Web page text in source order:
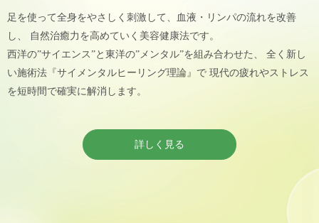
足を使って全身をやさしく刺激して、血液・リンパの流れを改善
し、
自然治癒力を高めていく美容健康法です。
西洋の”サイエンス”と東洋の”メンタル”を組み合わせた、 全く新し
い施術法『サイメンタルヒーリング理論』で 現代の疲れやストレス
を短時間で確実に解消します。
詳しく見る